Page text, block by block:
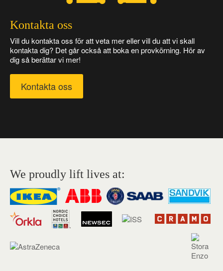
Kontakta oss
Vill du kontakta oss för att veta mer eller vill du att vi skall
kontakta dig? Det går också att boka en provkörning. Hör av
dig så berättar vi mer!
Kontakta oss
We proudly lift lives at: